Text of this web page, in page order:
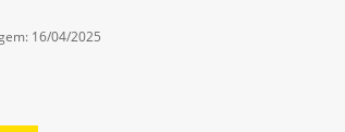
16/04/2025